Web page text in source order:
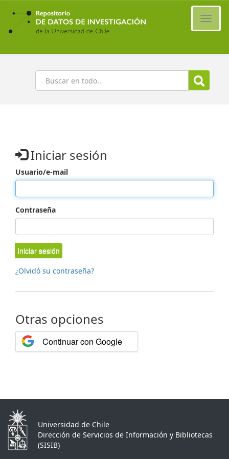
Ir
contenido
principal
Buscar
Iniciar sesión
Usuario/e-mail
Contraseña
Iniciar sesión
¿Olvidó su contraseña?
Otras opciones
Continuar con Google
Universidad de Chile
Dirección de Servicios de Información y Bibliotecas
(SISIB)